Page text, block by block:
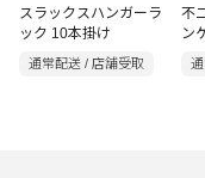
スラックスハンガーラ
ック 10本掛け
通常配送 / 店舗受取
不
ン
リ